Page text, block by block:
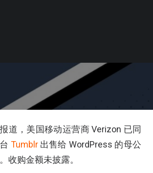
报道，美国移动运营商 Verizon 已同
Tumblr出售给 WordPress 的母公
收购金额未披露。